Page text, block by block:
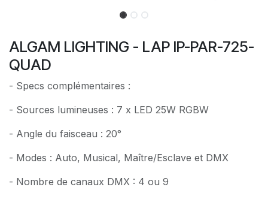
ALGAM LIGHTING - LAP IP-PAR-725-
QUAD
- Specs complémentaires :
- Sources lumineuses : 7 x LED 25W RGBW
- Angle du faisceau : 20°
- Modes : Auto, Musical, Maître/Esclave et DMX
- Nombre de canaux DMX : 4 ou 9